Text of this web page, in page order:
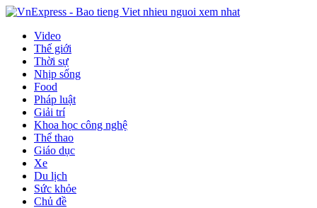
Video
Thế giới
Thời sự
Nhịp sống
Food
Pháp luật
Giải trí
Khoa học công nghệ
Thể thao
Giáo dục
Xe
Du lịch
Sức khỏe
Chủ đề